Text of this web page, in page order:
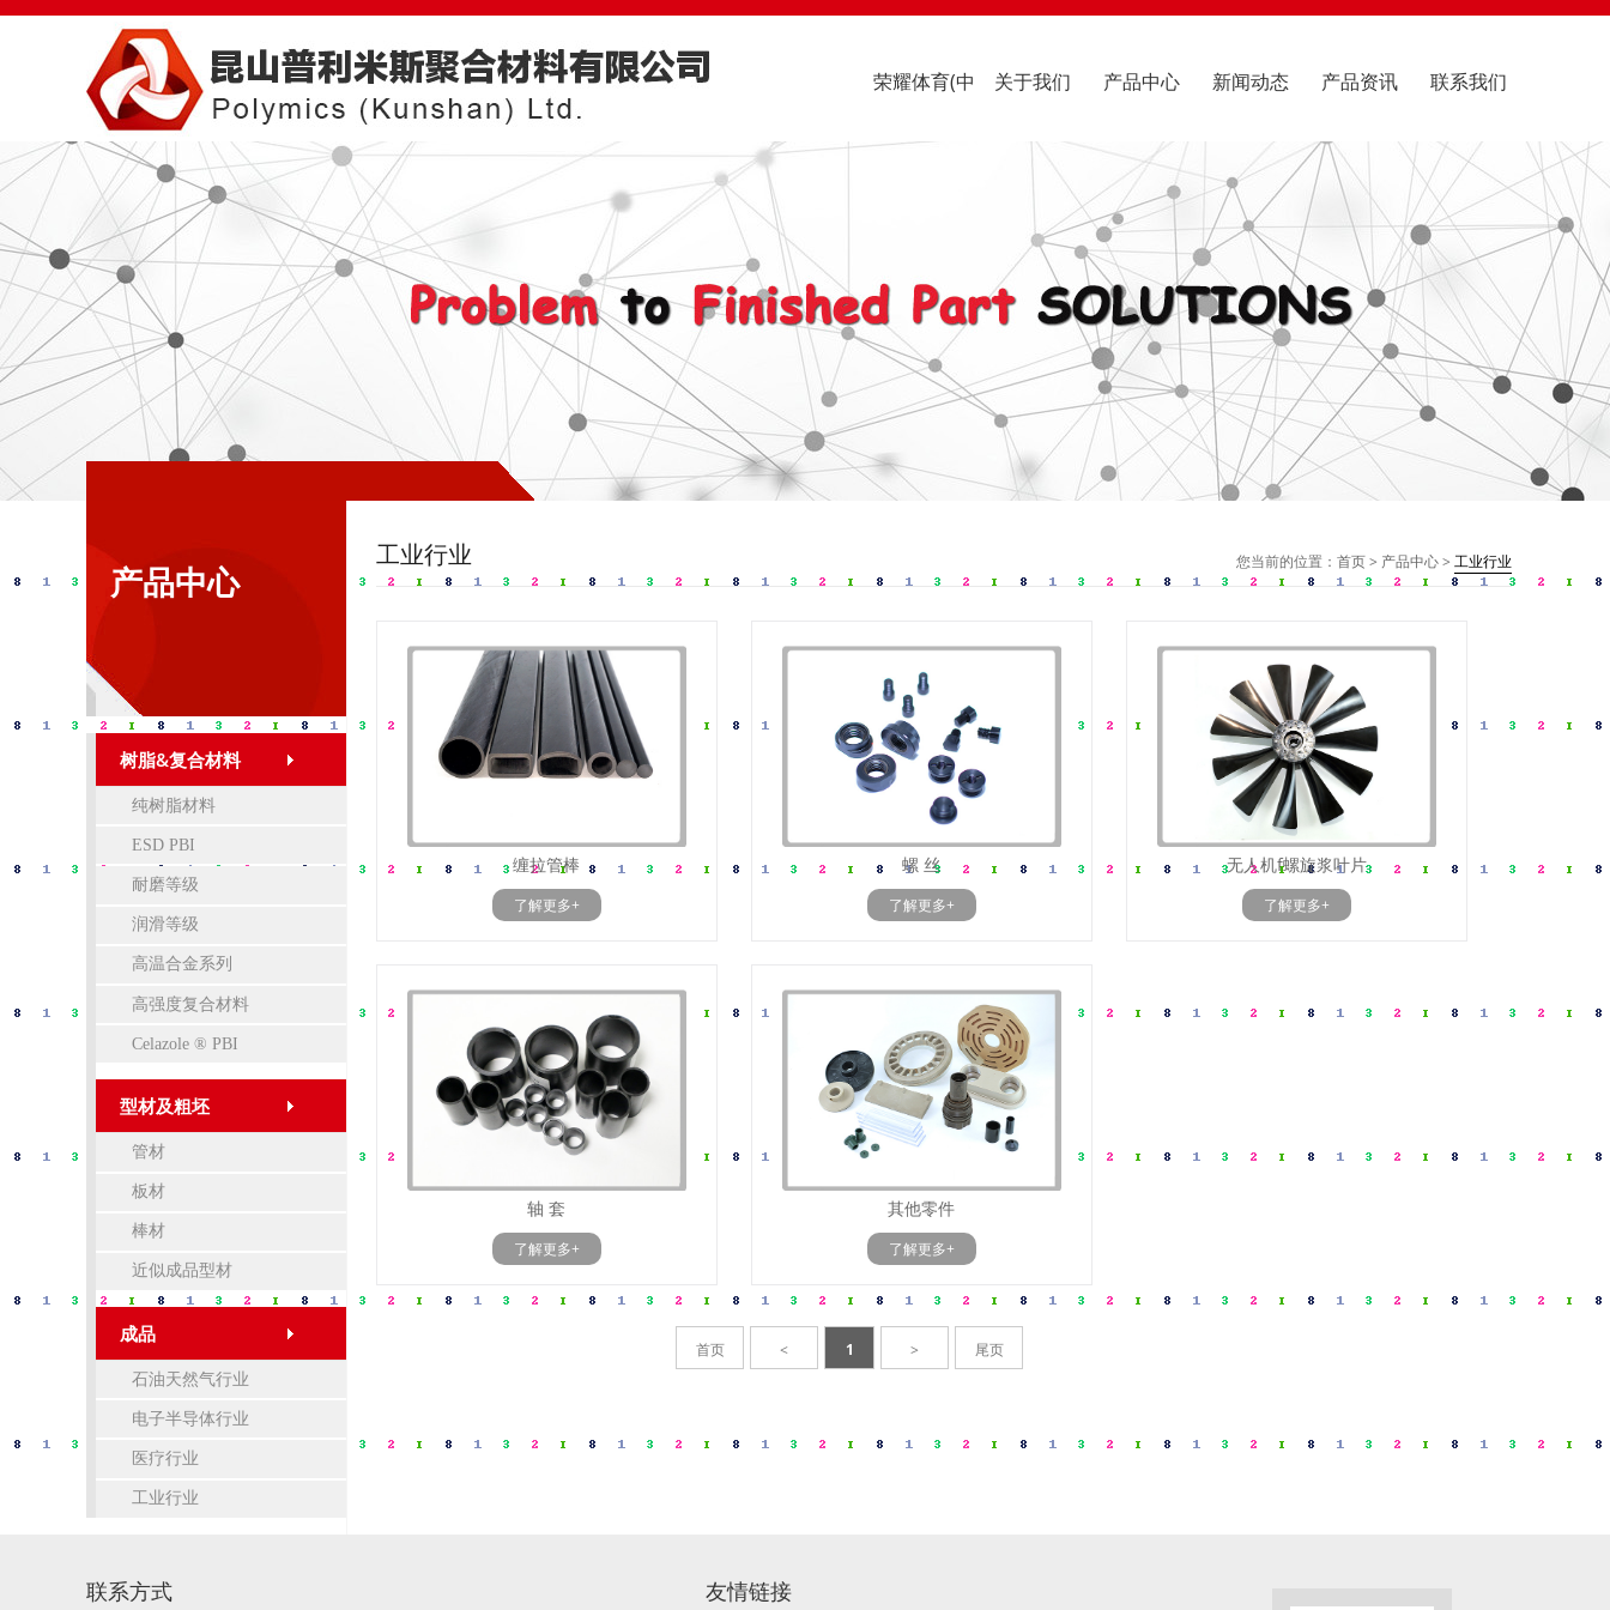
荣耀体育(中 关于我们 产品中心 新闻动态 产品资讯 联系我们
产品中心
树脂&复合材料
纯树脂材料
ESD PBI
耐磨等级
润滑等级
高温合金系列
高强度复合材料
Celazole ® PBI
型材及粗坯
管材
板材
棒材
近似成品型材
成品
石油天然气行业
电子半导体行业
医疗行业
工业行业
工业行业 您当前的位置： 首页> 产品中心> 工业行业
缠拉管棒
了解更多+
螺 丝
了解更多+
无人机f螺旋浆叶片
了解更多+
轴 套
了解更多+
其他零件
了解更多+
首页 < 1 > 尾页
联系方式 友情链接